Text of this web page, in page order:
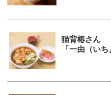
猫背椿さん
「一由（い